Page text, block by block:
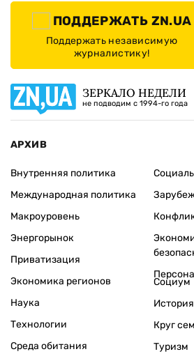
ПОДДЕРЖАТЬ ZN.UA
Поддержать независимую
журналистику!
ЗЕРКАЛО НЕДЕЛИ
не подводим с 1994-го года
АРХИВ
Внутренняя политика
Международная политика
Макроуровень
Энергорынок
Приватизация
Экономика регионов
Наука
Технологии
Среда обитания
Социум
История
Круг
Туризм